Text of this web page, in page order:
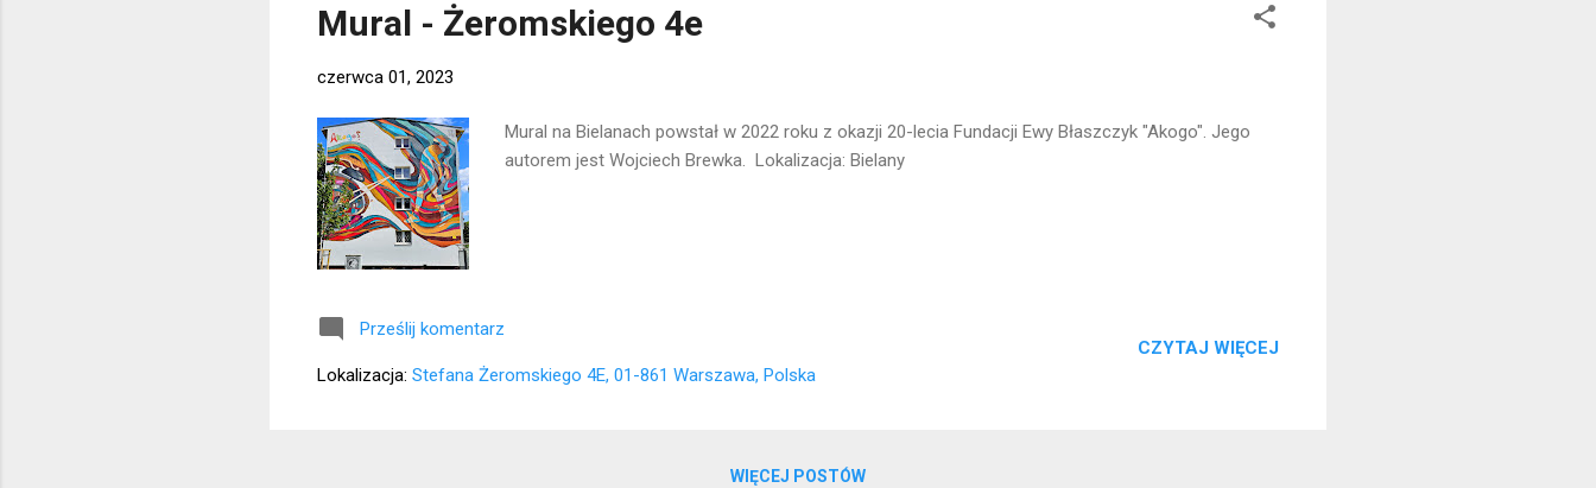
Mural - Żeromskiego 4e
czerwca 01, 2023
Mural na Bielanach powstał w 2022 roku z okazji 20-lecia Fundacji Ewy Błaszczyk "Akogo". Jego
autorem jest Wojciech Brewka. Lokalizacja: Bielany
Prześlij komentarz
Lokalizacja: Stefana Żeromskiego 4E, 01-861 Warszawa, Polska
CZYTAJ WIĘCEJ
WIĘCEJ POSTÓW